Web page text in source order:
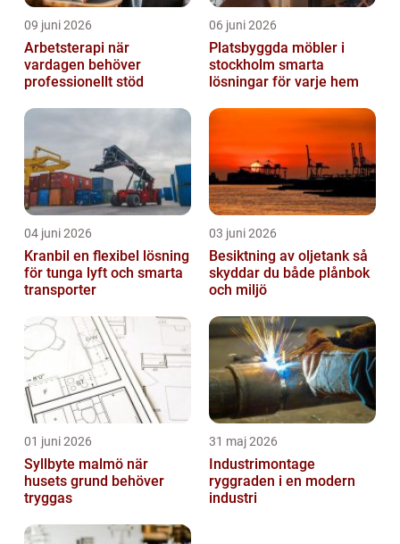
09 juni 2026
Arbetsterapi när
vardagen behöver
professionellt stöd
06 juni 2026
Platsbyggda möbler i
stockholm smarta
lösningar för varje hem
04 juni 2026
Kranbil en flexibel lösning
för tunga lyft och smarta
transporter
03 juni 2026
Besiktning av oljetank så
skyddar du både plånbok
och miljö
01 juni 2026
Syllbyte malmö när
husets grund behöver
tryggas
31 maj 2026
Industrimontage
ryggraden i en modern
industri